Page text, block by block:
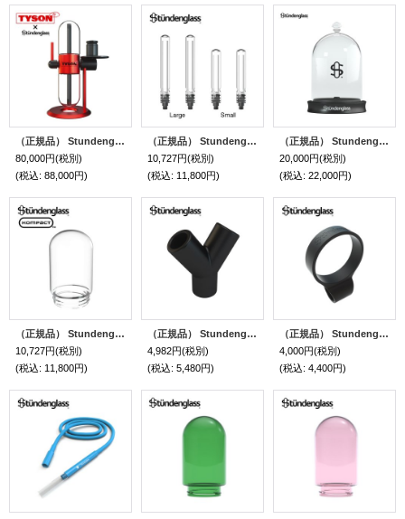
（正規品） Stundenglass × Tyson2.0 - Gravity Hookah グラビティボング & フーカー （シーシャ用フーカー & 水パイプ ボング）
80,000円(税別)
(税込: 88,000円)
（正規品） Stundenglass - Glass Upstems グラビティボング & フーカー 専用ガラスステム （2本）
10,727円(税別)
(税込: 11,800円)
（正規品） Stundenglass - Beverage Cloche グラビティボング & フーカー ビバレッジ クロシェ （1個）
20,000円(税別)
(税込: 22,000円)
（正規品） Stundenglass - Single Small Glass Globe グラビティボング & フーカー Kompact専用ガラスグローブ （1個）
10,727円(税別)
(税込: 11,800円)
（正規品） Stundenglass - Hose Splitter グラビティボング & フーカー 専用 ホーススプリッター （ホース増設パーツ）
4,982円(税別)
(税込: 5,480円)
（正規品） Stundenglass - Hose Clip グラビティボング & フーカー 専用 ホースクリップ
4,000円(税別)
(税込: 4,400円)